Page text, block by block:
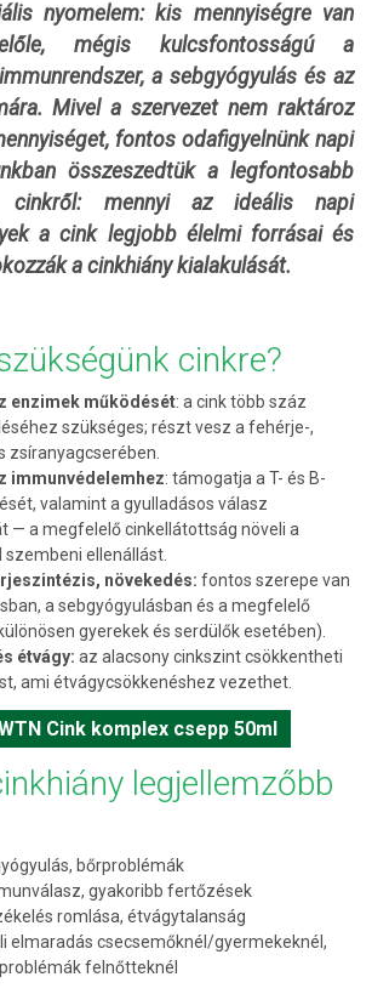
nyomelem: kis mennyiségre van
mégis kulcsfontosságú a
a sebgyógyulás és az
Mivel a szervezet nem raktároz
fontos odafigyelnünk napi
összeszedtük a legfontosabb
cinkről: mennyi az ideális napi
a cink legjobb élelmi forrásai és
a cinkhiány kialakulását.
cinkre?
enzimek működését: a cink több száz
szükséges; részt vesz a fehérje-,
zsíranyagcserében.
immunvédelemhez: támogatja a T- és B-
valamint a gyulladásos válasz
— a megfelelő cinkellátottság növeli a
ellenállást.
növekedés: fontos szerepe van
a sebgyógyulásban és a megfelelő
gyerekek és serdülők esetében).
étvágy: az alacsony cinkszint csökkentheti
ami étvágycsökkenéshez vezethet.
Cink komplex csepp 50ml
legjellemzőbb
bőrproblémák
gyakoribb fertőzések
romlása, étvágytalanság
elmaradás csecsemőknél/gyermekeknél,
felnőtteknél